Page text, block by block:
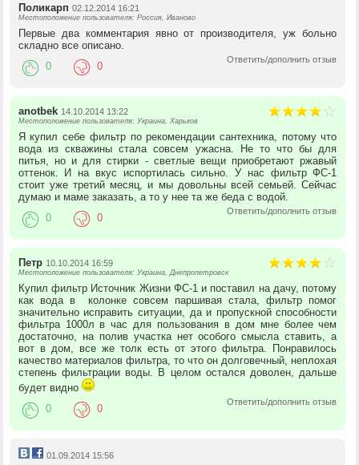
Поликарп 02.12.2014 16:21
Местоположение пользователя: Россия, Иваново
Первые два комментария явно от производителя, уж больно
складно все описано.
Ответить/дополнить отзыв
0 0
anotbek 14.10.2014 13:22
Местоположение пользователя: Украина, Харьков
Я купил себе фильтр по рекомендации сантехника, потому что
вода из скважины стала совсем ужасна. Не то что бы для
питья, но и для стирки - светлые вещи приобретают ржавый
оттенок. И на вкус испортилась сильно. У нас фильтр ФС-1
стоит уже третий месяц, и мы довольны всей семьей. Сейчас
думаю и маме заказать, а то у нее та же беда с водой.
Ответить/дополнить отзыв
0 0
Петр 10.10.2014 16:59
Местоположение пользователя: Украина, Днепропетровск
Купил фильтр Источник Жизни ФС-1 и поставил на дачу, потому
как вода в колонке совсем паршивая стала, фильтр помог
значительно исправить ситуации, да и пропускной способности
фильтра 1000л в час для пользования в дом мне более чем
достаточно, на полив участка нет особого смысла ставить, а
вот в дом, все же толк есть от этого фильтра. Понравилось
качество материалов фильтра, то что он долговечный, неплохая
степень фильтрации воды. В целом остался доволен, дальше
будет видно
Ответить/дополнить отзыв
0 0
01.09.2014 15:56